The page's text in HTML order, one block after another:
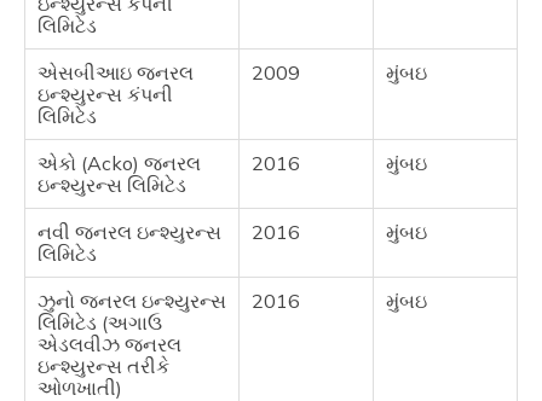
લિમિટેડ
એસબીઆઇ જનરલ
ઇન્શ્યુરન્સ કંપની
લિમિટેડ
2009 મુંબઇ
એકો (Acko) જનરલ
ઇન્શ્યુરન્સ લિમિટેડ
2016 મુંબઇ
નવી જનરલ ઇન્શ્યુરન્સ
લિમિટેડ
2016 મુંબઇ
ઝુનો જનરલ ઇન્શ્યુરન્સ
લિમિટેડ (અગાઉ
એડલવીઝ જનરલ
ઇન્શ્યુરન્સ તરીકે
ઓળખાતી)
2016 મુંબઇ